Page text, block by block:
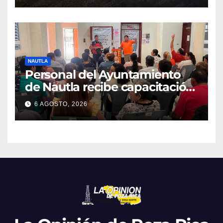
NAUTLA
Personal del Ayuntamiento
de Nautla recibe capacitación
en atención a emergencias
6 AGOSTO, 2026